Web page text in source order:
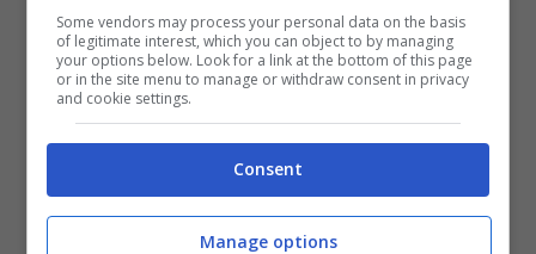
Mostra Informazioni
PlanetWin365
Planetwin365: 2050€ per sport e scommesse
Some vendors may process your personal data on the basis
of legitimate interest, which you can object to by managing
your options below. Look for a link at the bottom of this page
or in the site menu to manage or withdraw consent in privacy
and cookie settings.
Consent
Manage options